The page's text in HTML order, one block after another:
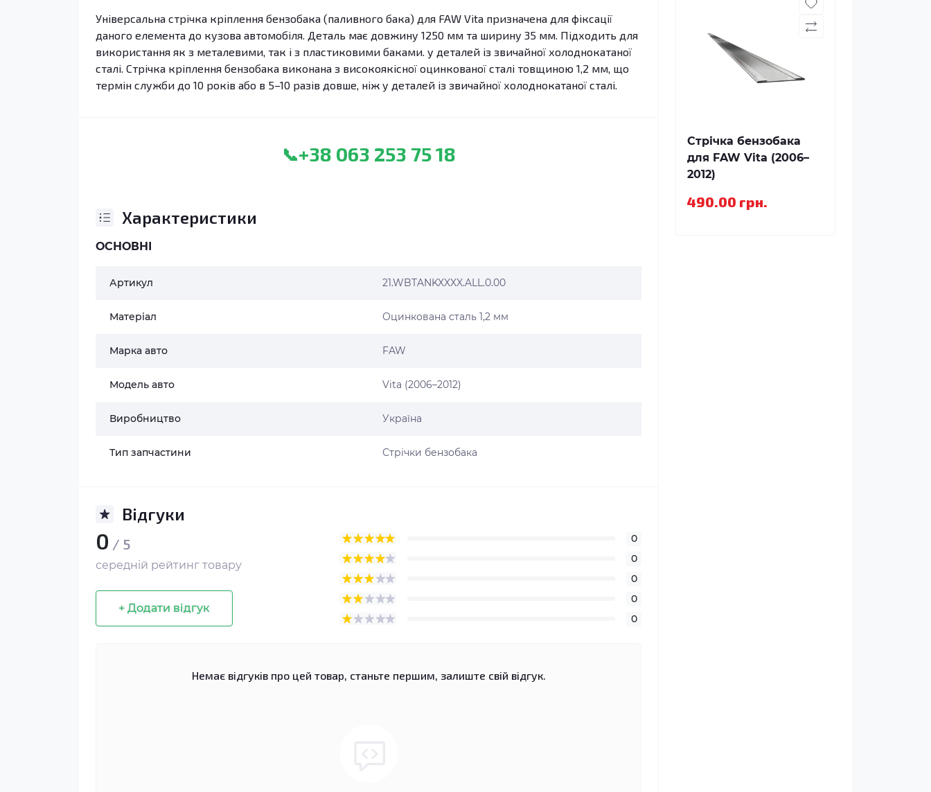
Універсальна стрічка кріплення бензобака (паливного бака) для FAW Vita призначена для фіксації
даного елемента до кузова автомобіля. Деталь має довжину 1250 мм та ширину 35 мм. Підходить для
використання як з металевими, так і з пластиковими баками. у деталей із звичайної холоднокатаної
сталі. Стрічка кріплення бензобака виконана з високоякісної оцинкованої сталі товщиною 1,2 мм, що
термін служби до 10 років або в 5–10 разів довше, ніж у деталей із звичайної холоднокатаної сталі.
📞+38 063 253 75 18
Характеристики
ОСНОВНІ
Артикул 21.WBTANKXXXX.ALL.0.00
Матеріал Оцинкована сталь 1,2 мм
Марка авто FAW
Модель авто Vita (2006–2012)
Виробництво Україна
Тип запчастини Стрічки бензобака
Відгуки
0 / 5
середній рейтинг товару
+ Додати відгук
0
0
0
0
0
Немає відгуків про цей товар, станьте першим, залиште свій відгук.
Стрічка бензобака
для FAW Vita (2006–
2012)
490.00 грн.